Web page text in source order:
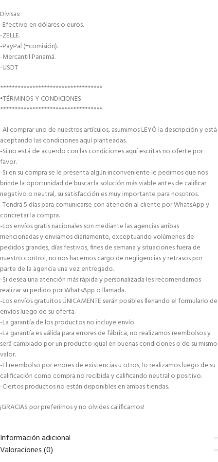
Divisas:
-Efectivo en dólares o euros.
-ZELLE.
-PayPal (+comisión).
-Mercantil Panamá.
-USDT
***********************************
•TÉRMINOS Y CONDICIONES
***********************************
-Al comprar uno de nuestros artículos, asumimos LEYÓ la descripción y está
aceptando las condiciones aquí planteadas.
-Si no está de acuerdo con las condiciones aquí escritas no oferte por
favor.
-Si en su compra se le presenta algún inconveniente le pedimos que nos
brinde la oportunidad de buscar la solución más viable antes de calificar
negativo o neutral, su satisfacción es muy importante para nosotros.
-Tendrá 5 días para comunicarse con atención al cliente por WhatsApp y
concretar la compra.
-Los envíos gratis nacionales son mediante las agencias arribas
mencionadas y enviamos diariamente, exceptuando volúmenes de
pedidos grandes, días festivos, fines de semana y situaciones fuera de
nuestro control, no nos hacemos cargo de negligencias y retrasos por
parte de la agencia una vez entregado.
-Si desea una atención más rápida y personalizada les recomendamos
realizar su pedido por WhatsApp o llamada.
-Los envíos gratuitos ÚNICAMENTE serán posibles llenando el formulario de
envíos luego de su oferta.
-La garantía de los productos no incluye envío.
-La garantía es válida para errores de fábrica, no realizamos reembolsos y
será cambiado por un producto igual en buenas condiciones o de su mismo
valor.
-El reembolso por errores de existencias u otros, lo realizamos luego de su
calificación como compra no recibida y calificando neutral o positivo.
-Ciertos productos no están disponibles en ambas tiendas.
¡GRACIAS por preferirnos y no olvides calificarnos!
Información adicional
Valoraciones (0)